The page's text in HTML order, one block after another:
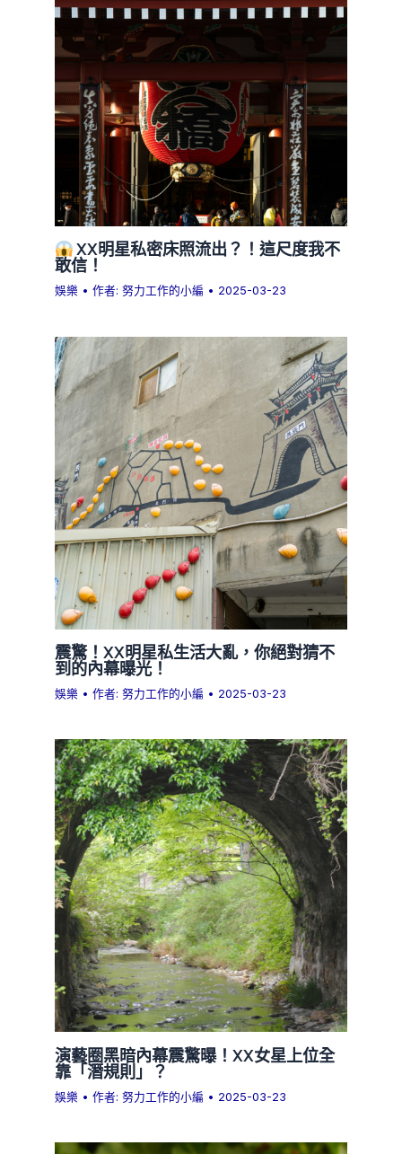
XX明星私密床照流出？！這尺度我不
敢信！
娛樂 • 作者:努力工作的小編 • 2025-03-23
震驚！XX明星私生活大亂，你絕對猜不
到的內幕曝光！
娛樂 • 作者:努力工作的小編 • 2025-03-23
演藝圈黑暗內幕震驚曝！XX女星上位全
靠「潛規則」？
娛樂 • 作者:努力工作的小編 • 2025-03-23